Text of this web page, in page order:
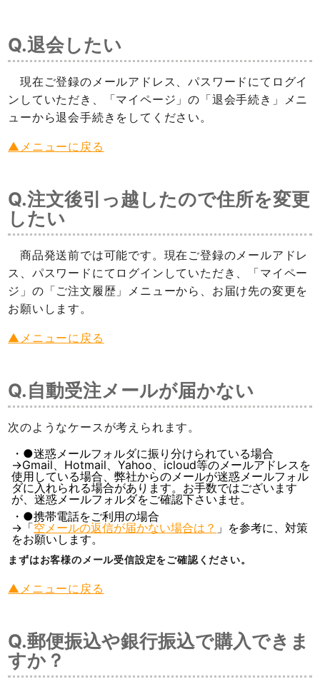
Q.退会したい
現在ご登録のメールアドレス、パスワードにてログイ
ンしていただき、「マイページ」の「退会手続き」メニ
ューから退会手続きをしてください。
▲メニューに戻る
Q.注文後引っ越したので住所を変更
したい
商品発送前では可能です。現在ご登録のメールアドレ
ス、パスワードにてログインしていただき、「マイペー
ジ」の「ご注文履歴」メニューから、お届け先の変更を
お願いします。
▲メニューに戻る
Q.自動受注メールが届かない
次のようなケースが考えられます。
●迷惑メールフォルダに振り分けられている場合
→Gmail、Hotmail、Yahoo、icloud等のメールアドレスを
使用している場合、弊社からのメールが迷惑メールフォル
ダに入れられる場合があります。お手数ではございます
が、迷惑メールフォルダをご確認下さいませ。
●携帯電話をご利用の場合
→「空メールの返信が届かない場合は？ 」を参考に、対策
をお願いします。
まずはお客様のメール受信設定をご確認ください。
▲メニューに戻る
Q.郵便振込や銀行振込で購入できま
すか？